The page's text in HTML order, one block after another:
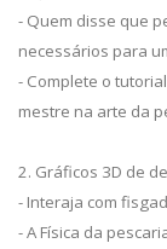
- Quem disse que
necessários para
- Complete o
mestre na arte da
2. Gráficos 3D de
- Interaja com
- A Física da